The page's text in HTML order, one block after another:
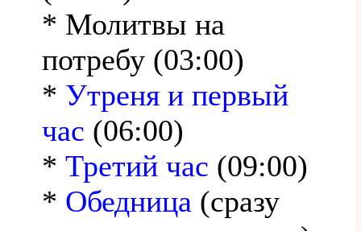
* Молитвы на
потребу (03:00)
* Утреня и первый
час (06:00)
* Третий час (09:00)
* Обедница (сразу